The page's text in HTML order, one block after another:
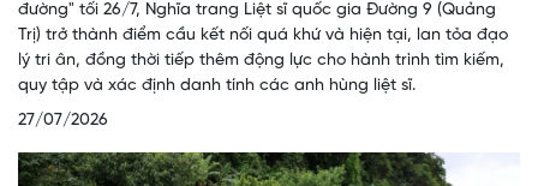
đường" tối 26/7, Nghĩa trang Liệt sĩ quốc gia Đường 9 (Quảng
Trị) trở thành điểm cầu kết nối quá khứ và hiện tại, lan tỏa đạo
lý tri ân, đồng thời tiếp thêm động lực cho hành trình tìm kiếm,
quy tập và xác định danh tính các anh hùng liệt sĩ.
27/07/2026